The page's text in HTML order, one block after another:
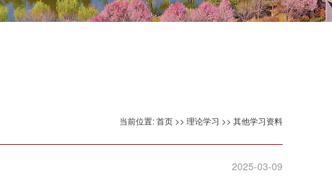
当前位置:首页 >> 理论学习 >> 其他学习资料
2025-03-09